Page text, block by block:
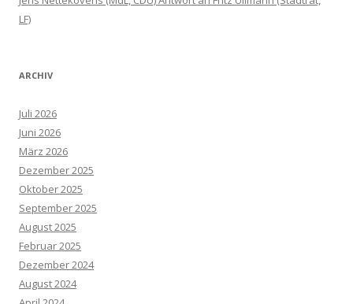
LF)
ARCHIV
Juli 2026
Juni 2026
März 2026
Dezember 2025
Oktober 2025
September 2025
August 2025
Februar 2025
Dezember 2024
August 2024